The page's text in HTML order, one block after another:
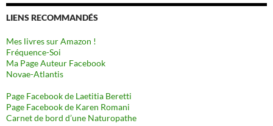
LIENS RECOMMANDÉS
Mes livres sur Amazon !
Fréquence-Soi
Ma Page Auteur Facebook
Novae-Atlantis
Page Facebook de Laetitia Beretti
Page Facebook de Karen Romani
Carnet de bord d’une Naturopathe